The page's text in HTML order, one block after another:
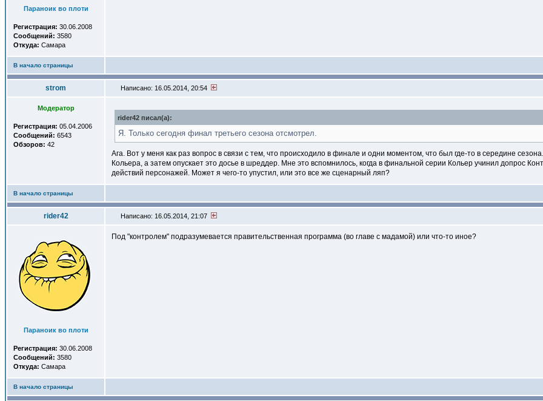
Параноик во плоти
Регистрация: 30.06.2008
Сообщений: 3580
Откуда: Самара
В начало страницы
strom Написано: 16.05.2014, 20:54
Модератор
Регистрация: 05.04.2006
Сообщений: 6543
Обзоров: 42
rider42 писал(a):
Я. Только сегодня финал третьего сезона отсмотрел.
Ага. Вот у меня как раз вопрос в связи с тем, что происходило в финале и одни моментом, что был где-то в середине
Кольера, а затем опускает это досье в шреддер. Мне это вспомнилось, когда в финальной серии Кольер учинил допрос
действий персонажей. Может я чего-то упустил, или это все же сценарный ляп?
В начало страницы
rider42 Написано: 16.05.2014, 21:07
Параноик во плоти
Регистрация: 30.06.2008
Сообщений: 3580
Откуда: Самара
Под "контролем" подразумевается правительственная программа (во главе с мадамой) или что-то иное?
В начало страницы